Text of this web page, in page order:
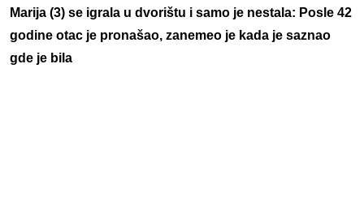
Marija (3) se igrala u dvorištu i samo je nestala: Posle 42
godine otac je pronašao, zanemeo je kada je saznao
gde je bila